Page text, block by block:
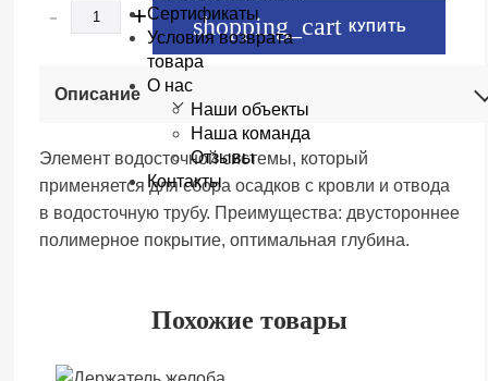
Сертификаты
Условия возврата
товара
О нас
Наши объекты
Наша команда
Отзывы
Контакты
- + КУПИТЬ
Описание
Элемент водосточной системы, который
применяется для сбора осадков с кровли и отвода
в водосточную трубу. Преимущества: двустороннее
полимерное покрытие, оптимальная глубина.
Похожие товары